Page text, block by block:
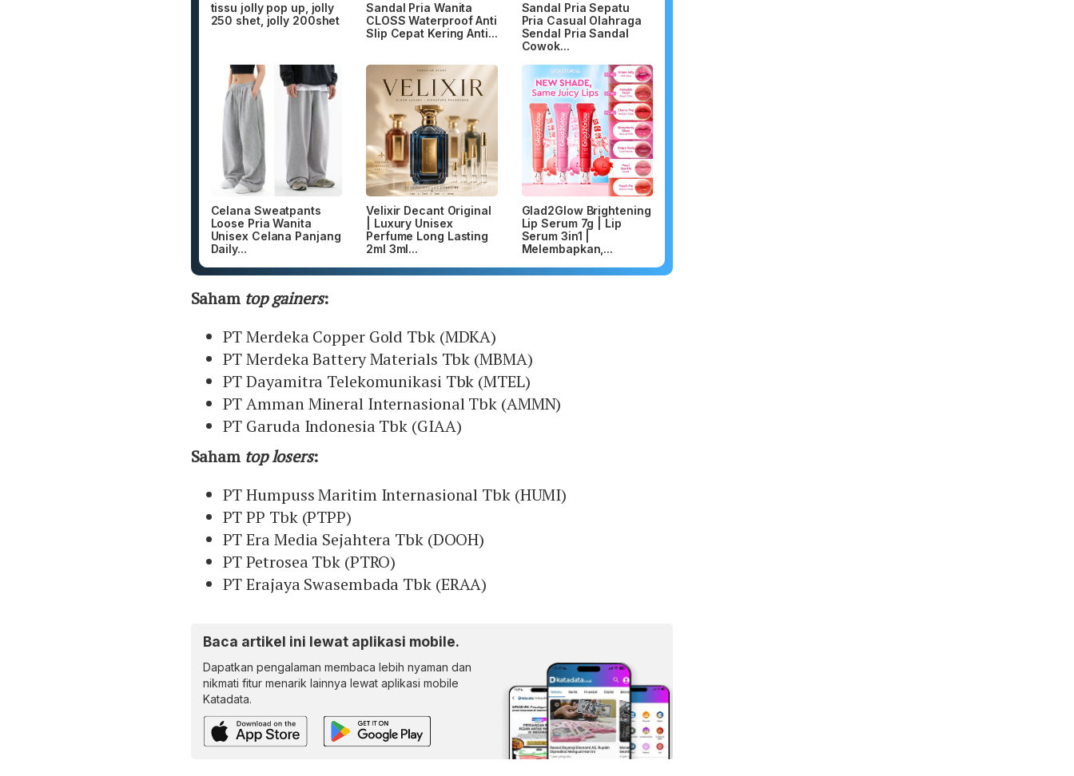
tissu jolly pop up, jolly
250 shet, jolly 200shet
Sandal Pria Wanita
CLOSS Waterproof Anti
Slip Cepat Kering Anti...
Sandal Pria Sepatu
Pria Casual Olahraga
Sendal Pria Sandal
Cowok...
Celana Sweatpants
Loose Pria Wanita
Unisex Celana Panjang
Daily...
Velixir Decant Original
| Luxury Unisex
Perfume Long Lasting
2ml 3ml...
Glad2Glow Brightening
Lip Serum 7g | Lip
Serum 3in1 |
Melembapkan,...
Saham top gainers:
PT Merdeka Copper Gold Tbk (MDKA)
PT Merdeka Battery Materials Tbk (MBMA)
PT Dayamitra Telekomunikasi Tbk (MTEL)
PT Amman Mineral Internasional Tbk (AMMN)
PT Garuda Indonesia Tbk (GIAA)
Saham top losers:
PT Humpuss Maritim Internasional Tbk (HUMI)
PT PP Tbk (PTPP)
PT Era Media Sejahtera Tbk (DOOH)
PT Petrosea Tbk (PTRO)
PT Erajaya Swasembada Tbk (ERAA)
Baca artikel ini lewat aplikasi mobile.
Dapatkan pengalaman membaca lebih nyaman dan
nikmati fitur menarik lainnya lewat aplikasi mobile
Katadata.